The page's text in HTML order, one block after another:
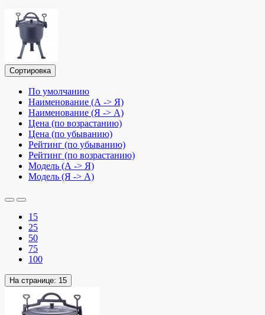
Сортировка
По умолчанию
Наименование (А -> Я)
Наименование (Я -> А)
Цена (по возрастанию)
Цена (по убыванию)
Рейтинг (по убыванию)
Рейтинг (по возрастанию)
Модель (А -> Я)
Модель (Я -> А)
15
25
50
75
100
На странице: 15